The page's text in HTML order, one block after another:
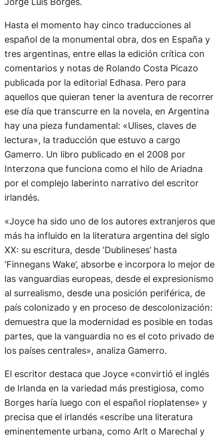
Hasta el momento hay cinco traducciones al
español de la monumental obra, dos en España y
tres argentinas, entre ellas la edición crítica con
comentarios y notas de Rolando Costa Picazo
publicada por la editorial Edhasa. Pero para
aquellos que quieran tener la aventura de recorrer
ese día que transcurre en la novela, en Argentina
hay una pieza fundamental: «Ulises, claves de
lectura», la traducción que estuvo a cargo
Gamerro. Un libro publicado en el 2008 por
Interzona que funciona como el hilo de Ariadna
por el complejo laberinto narrativo del escritor
irlandés.
«Joyce ha sido uno de los autores extranjeros que
más ha influido en la literatura argentina del siglo
XX: su escritura, desde ‘Dublineses’ hasta
‘Finnegans Wake’, absorbe e incorpora lo mejor de
las vanguardias europeas, desde el expresionismo
al surrealismo, desde una posición periférica, de
país colonizado y en proceso de descolonización:
demuestra que la modernidad es posible en todas
partes, que la vanguardia no es el coto privado de
los países centrales», analiza Gamerro.
El escritor destaca que Joyce «convirtió el inglés
de Irlanda en la variedad más prestigiosa, como
Borges haría luego con el español rioplatense» y
precisa que el irlandés «escribe una literatura
eminentemente urbana, como Arlt o Marechal y